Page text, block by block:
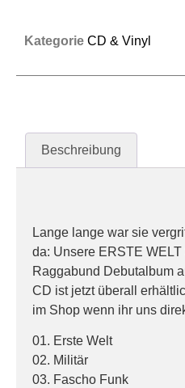
Kategorie CD & Vinyl
Beschreibung
Lange lange war sie
da: Unsere ERSTE
Raggabund Debutalbum
CD ist jetzt überall
im Shop wenn ihr uns
01. Erste Welt
02. Militär
03. Fascho Funk